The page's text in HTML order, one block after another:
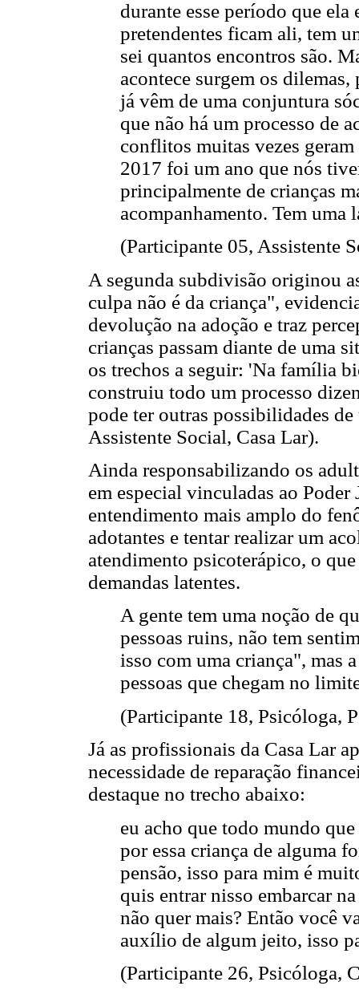
durante esse período que ela
pretendentes ficam ali, tem
sei quantos encontros são.
acontece surgem os
já vêm de uma conjuntura
que não há um processo de
conflitos muitas vezes
2017 foi um ano que nós
principalmente de crianças
acompanhamento. Tem uma
(Participante 05, Assistente
A segunda subdivisão originou
culpa não é da criança",
devolução na adoção e traz
crianças passam diante de uma
os trechos a seguir: 'Na família
construiu todo um processo
pode ter outras possibilidades
Assistente Social, Casa Lar).
Ainda responsabilizando os
em especial vinculadas ao
entendimento mais amplo do
adotantes e tentar realizar um
atendimento psicoterápico, o
demandas latentes.
A gente tem uma noção de
pessoas ruins, não tem
isso com uma criança", mas
pessoas que chegam no
(Participante 18, Psicóloga,
Já as profissionais da Casa Lar
necessidade de reparação
destaque no trecho abaixo:
eu acho que todo mundo
por essa criança de alguma
pensão, isso para mim é
quis entrar nisso embarcar
não quer mais? Então você
auxílio de algum jeito, isso
(Participante 26, Psicóloga,